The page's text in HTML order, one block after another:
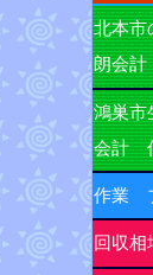
北本
朗会
鴻巣
会計
作業
回収